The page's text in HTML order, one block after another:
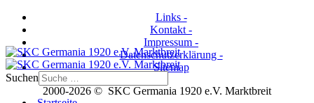
Links -
Kontakt -
Impressum -
Datenschutzerklärung -
Sitemap
2000-2026 © SKC Germania 1920 e.V. Marktbreit
Suchen